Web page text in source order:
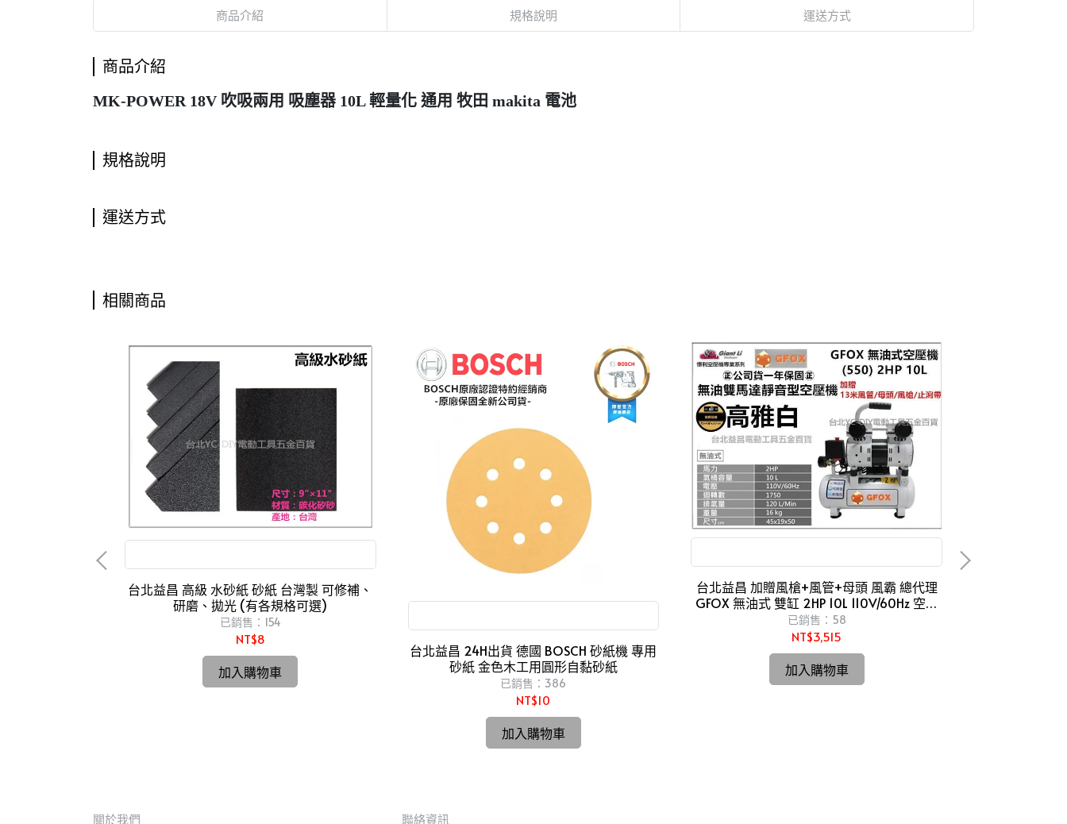
商品介紹 規格說明 運送方式
商品介紹
MK-POWER 18V 吹吸兩用 吸塵器 10L 輕量化 通用 牧田 makita 電池
規格說明
運送方式
相關商品
台北益昌 高級 水砂紙 砂紙 台灣製 可修補、
研磨、拋光 (有各規格可選)
已銷售：154
NT$8
加入購物車
台北益昌 24H出貨 德國 BOSCH 砂紙機 專用
砂紙 金色木工用圓形自黏砂紙
已銷售：386
NT$10
加入購物車
台北益昌 加贈風槍+風管+母頭 風霸 總代理
GFOX 無油式 雙缸 2HP 10L 110V/60Hz 空壓
機 壓縮機
已銷售：58
NT$3,515
加入購物車
關於我們 聯絡資訊